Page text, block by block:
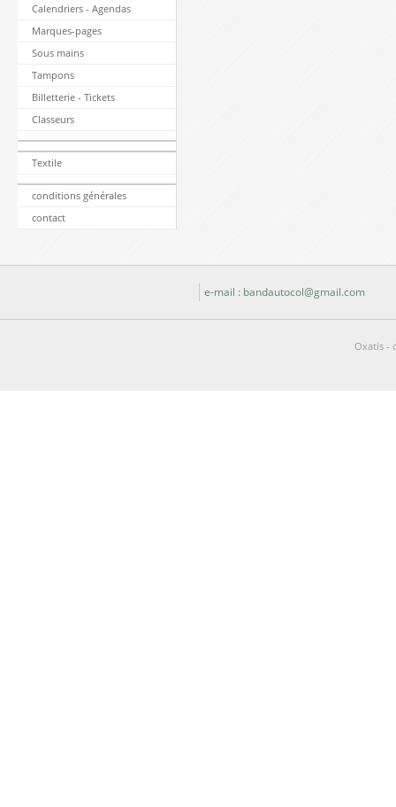
Calendriers - Agendas
Marques-pages
Sous mains
Tampons
Billetterie - Tickets
Classeurs
Textile
conditions générales
contact
e-mail : bandautocol@gmail.com
Oxatis -